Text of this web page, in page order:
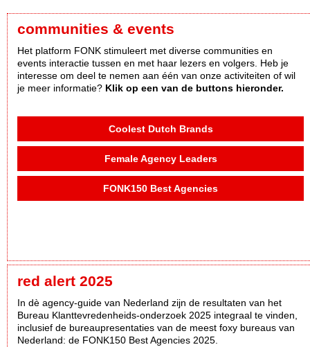
communities & events
Het platform FONK stimuleert met diverse communities en
events interactie tussen en met haar lezers en volgers. Heb je
interesse om deel te nemen aan één van onze activiteiten of wil
je meer informatie? Klik op een van de buttons hieronder.
Coolest Dutch Brands
Female Agency Leaders
FONK150 Best Agencies
red alert 2025
In dè agency-guide van Nederland zijn de resultaten van het
Bureau Klanttevredenheids-onderzoek 2025 integraal te vinden,
inclusief de bureaupresentaties van de meest foxy bureaus van
Nederland: de FONK150 Best Agencies 2025.